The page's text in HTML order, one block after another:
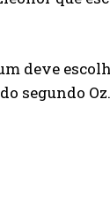
deve
segundo Oz.